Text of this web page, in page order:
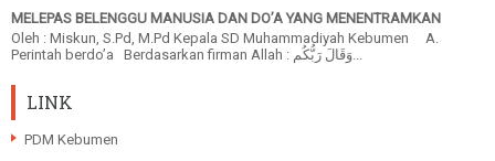
MELEPAS BELENGGU MANUSIA DAN DO’A YANG MENENTRAMKAN
Oleh : Miskun, S.Pd, M.Pd Kepala SD Muhammadiyah Kebumen A.
LINK
PDM Kebumen